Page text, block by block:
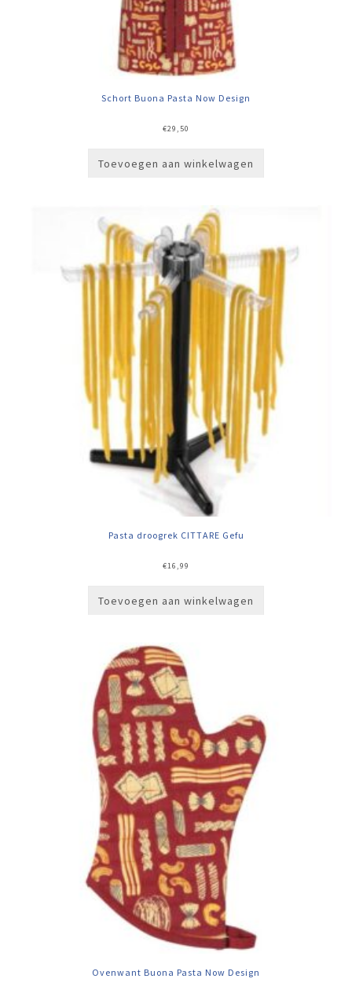
Schort Buona Pasta Now Design
€29,50
Toevoegen aan winkelwagen
Pasta droogrek CITTARE Gefu
€16,99
Toevoegen aan winkelwagen
Ovenwant Buona Pasta Now Design